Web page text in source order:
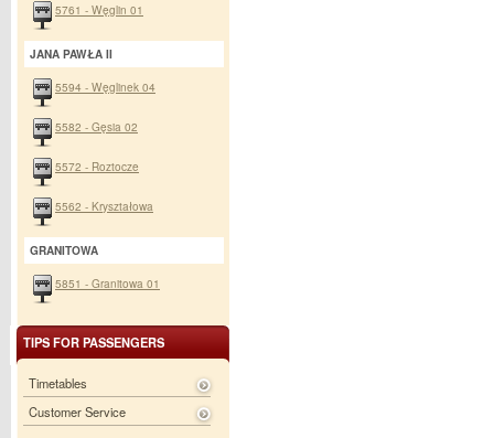
5761 - Węglin 01
JANA PAWŁA II
5594 - Węglinek 04
5582 - Gęsia 02
5572 - Roztocze
5562 - Kryształowa
GRANITOWA
5851 - Granitowa 01
TIPS FOR PASSENGERS
Timetables
Customer Service